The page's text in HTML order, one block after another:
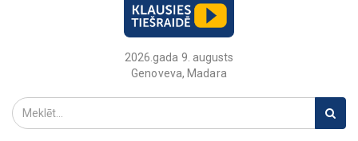
2026.gada 9. augusts
Genoveva, Madara